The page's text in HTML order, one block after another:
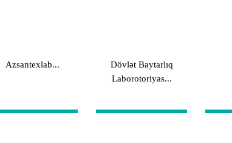
Azsantexlab...
Dövlət Baytarlıq
Laborotoriyas...